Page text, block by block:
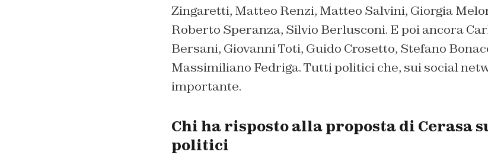
Zingaretti, Matteo Renzi, Matteo Salvini, Giorgia
Roberto Speranza, Silvio Berlusconi. E poi ancora
Bersani, Giovanni Toti, Guido Crosetto, Stefano
Massimiliano Fedriga. Tutti politici che, sui social
importante.
Chi ha risposto alla proposta di Cerasa
politici